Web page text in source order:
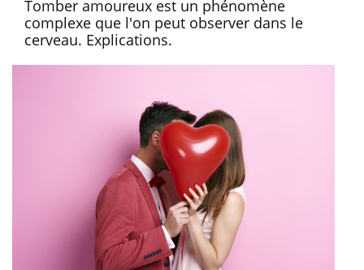
Tomber amoureux est un phénomène
complexe que l'on peut observer dans le
cerveau. Explications.